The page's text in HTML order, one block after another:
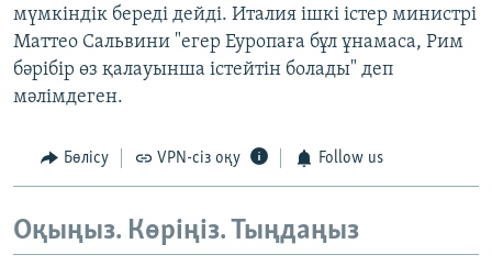
мүмкіндік береді дейді. Италия ішкі істер министрі
Маттео Сальвини "егер Еуропаға бұл ұнамаса, Рим
бәрібір өз қалауынша істейтін болады" деп
мәлімдеген.
Бөлісу VPN-сіз оқу Follow us
Оқыңыз. Көріңіз. Тыңдаңыз